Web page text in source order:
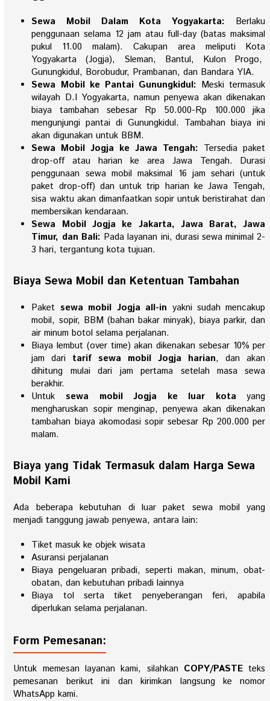
Sewa Mobil Dalam Kota Yogyakarta: Berlaku
penggunaan selama 12 jam atau full-day (batas maksimal
pukul 11.00 malam). Cakupan area meliputi Kota
Yogyakarta (Jogja), Sleman, Bantul, Kulon Progo,
Gunungkidul, Borobudur, Prambanan, dan Bandara YIA.
Sewa Mobil ke Pantai Gunungkidul: Meski termasuk
wilayah D.I Yogyakarta, namun penyewa akan dikenakan
biaya tambahan sebesar Rp 50.000-Rp 100.000 jika
mengunjungi pantai di Gunungkidul. Tambahan biaya ini
akan digunakan untuk BBM.
Sewa Mobil Jogja ke Jawa Tengah: Tersedia paket
drop-off atau harian ke area Jawa Tengah. Durasi
penggunaan sewa mobil maksimal 16 jam sehari (untuk
paket drop-off) dan untuk trip harian ke Jawa Tengah,
sisa waktu akan dimanfaatkan sopir untuk beristirahat dan
membersikan kendaraan.
Sewa Mobil Jogja ke Jakarta, Jawa Barat, Jawa
Timur, dan Bali: Pada layanan ini, durasi sewa minimal 2-
3 hari, tergantung kota tujuan.
Biaya Sewa Mobil dan Ketentuan Tambahan
Paket sewa mobil Jogja all-in yakni sudah mencakup
mobil, sopir, BBM (bahan bakar minyak), biaya parkir, dan
air minum botol selama perjalanan.
Biaya lembut (over time) akan dikenakan sebesar 10% per
jam dari tarif sewa mobil Jogja harian, dan akan
dihitung mulai dari jam pertama setelah masa sewa
berakhir.
Untuk sewa mobil Jogja ke luar kota yang
mengharuskan sopir menginap, penyewa akan dikenakan
tambahan biaya akomodasi sopir sebesar Rp 200.000 per
malam.
Biaya yang Tidak Termasuk dalam Harga Sewa
Mobil Kami
Ada beberapa kebutuhan di luar paket sewa mobil yang
menjadi tanggung jawab penyewa, antara lain:
Tiket masuk ke objek wisata
Asuransi perjalanan
Biaya pengeluaran pribadi, seperti makan, minum, obat-
obatan, dan kebutuhan pribadi lainnya
Biaya tol serta tiket penyeberangan feri, apabila
diperlukan selama perjalanan.
Form Pemesanan:
Untuk memesan layanan kami, silahkan COPY/PASTE teks
pemesanan berikut ini dan kirimkan langsung ke nomor
WhatsApp kami.